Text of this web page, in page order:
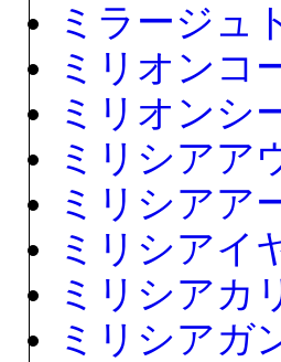
ミラージュ
ミリオンコ
ミリオンシ
ミリシアア
ミリシアア
ミリシアイ
ミリシアカ
ミリシアガ